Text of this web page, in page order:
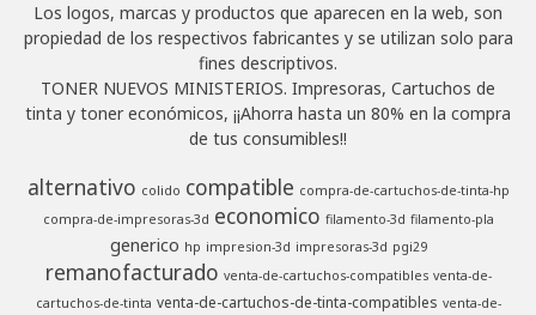
Los logos, marcas y productos que aparecen en la web, son
propiedad de los respectivos fabricantes y se utilizan solo para
fines descriptivos.
TONER NUEVOS MINISTERIOS. Impresoras, Cartuchos de
tinta y toner económicos, ¡¡Ahorra hasta un 80% en la compra
de tus consumibles!!
alternativo colido compatible compra-de-cartuchos-de-tinta-hp
compra-de-impresoras-3d economico filamento-3d filamento-pla
generico hp impresion-3d impresoras-3d pgi29
remanofacturado venta-de-cartuchos-compatibles venta-de-
cartuchos-de-tinta venta-de-cartuchos-de-tinta-compatibles venta-de-